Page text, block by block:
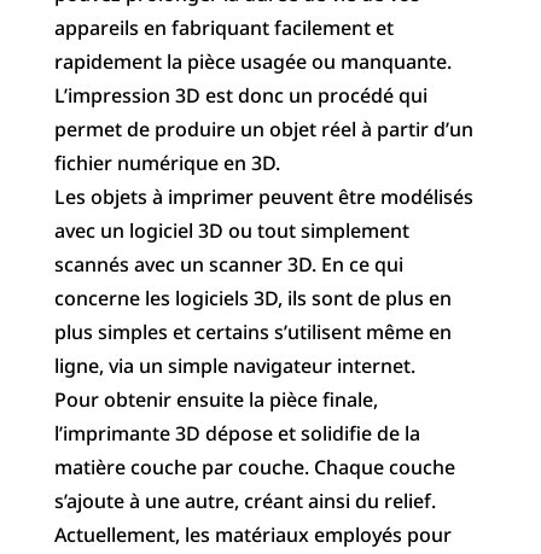
appareils en fabriquant facilement et
rapidement la pièce usagée ou manquante.
L’impression 3D est donc un procédé qui
permet de produire un objet réel à partir d’un
fichier numérique en 3D.
Les objets à imprimer peuvent être modélisés
avec un logiciel 3D ou tout simplement
scannés avec un scanner 3D. En ce qui
concerne les logiciels 3D, ils sont de plus en
plus simples et certains s’utilisent même en
ligne, via un simple navigateur internet.
Pour obtenir ensuite la pièce finale,
l’imprimante 3D dépose et solidifie de la
matière couche par couche. Chaque couche
s’ajoute à une autre, créant ainsi du relief.
Actuellement, les matériaux employés pour